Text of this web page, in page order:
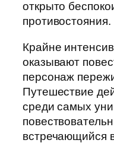
открыто
противостояния.
Крайне
оказывают
персонаж
Путешествие
среди самых
встречающийся